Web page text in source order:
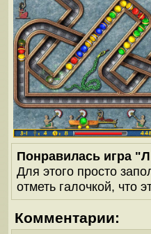
Понравилась игра
Для этого просто
отметь галочкой, что
Комментарии: